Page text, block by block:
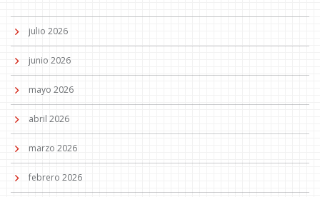
julio 2026
junio 2026
mayo 2026
abril 2026
marzo 2026
febrero 2026